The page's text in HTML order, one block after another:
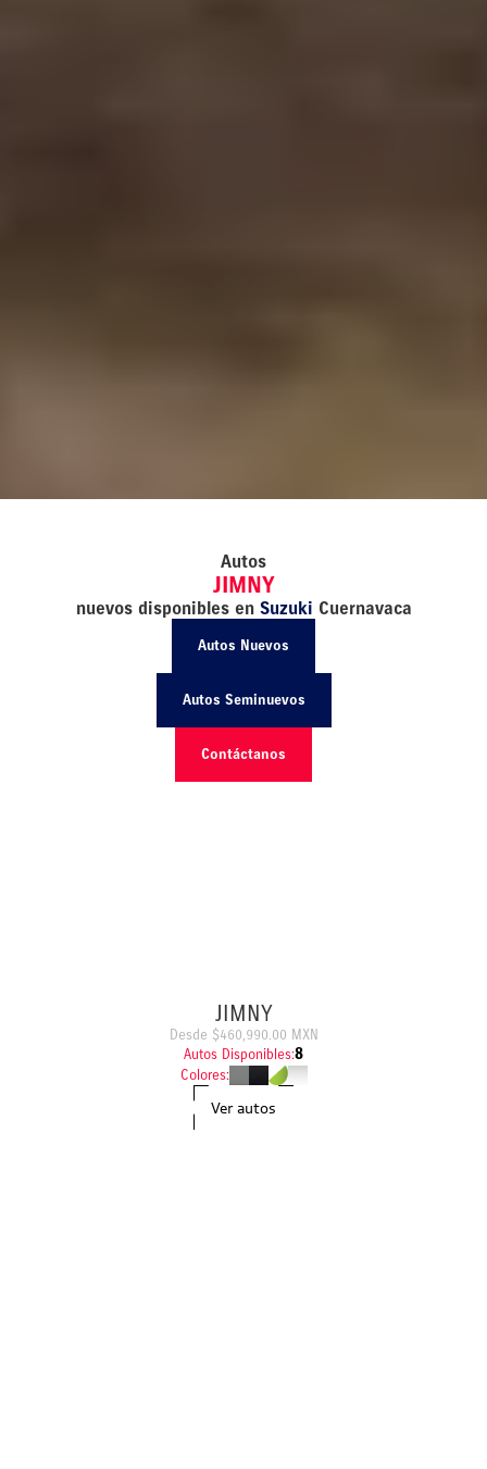
Autos
JIMNY
nuevos disponibles en Suzuki Cuernavaca
Autos Nuevos
Autos Seminuevos
Contáctanos
JIMNY
Desde $460,990.00 MXN
Autos Disponibles:8
Colores:
Ver autos